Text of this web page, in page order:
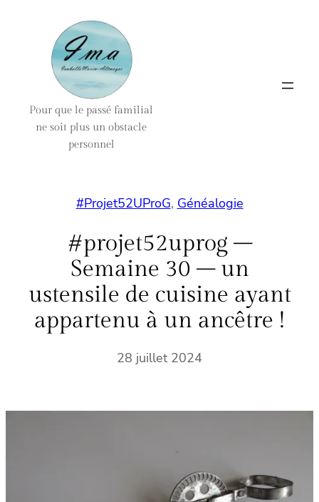
Pour que le passé familial
ne soit plus un obstacle
personnel
#Projet52UProG, Généalogie
#projet52uprog –
Semaine 30 – un
ustensile de cuisine ayant
appartenu à un ancêtre !
28 juillet 2024